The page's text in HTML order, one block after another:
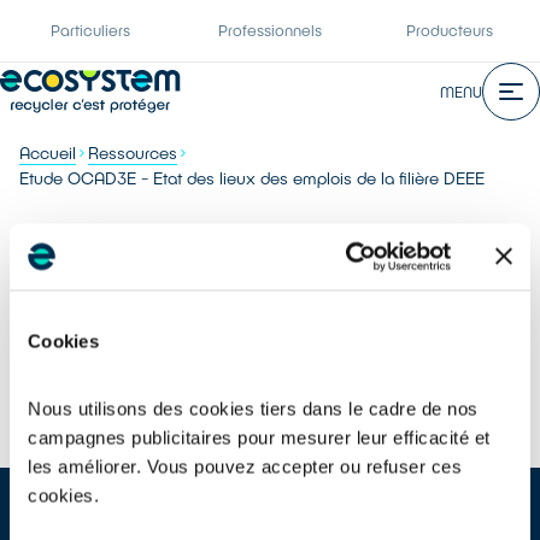
Cookies
Nous utilisons des cookies tiers dans le cadre de nos
campagnes publicitaires pour mesurer leur efficacité et
les améliorer. Vous pouvez accepter ou refuser ces
cookies.
Particuliers Professionnels Producteurs
MENU
Accueil
Ressources
Etude OCAD3E - Etat des lieux des emplois de la filière DEEE
TOUTES NOS RESSOURCES